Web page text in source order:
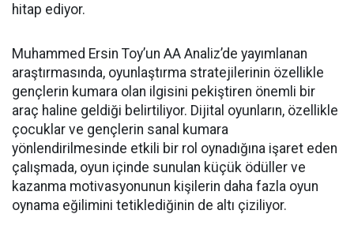
hitap ediyor.
Muhammed Ersin Toy’un AA Analiz’de yayımlanan
araştırmasında, oyunlaştırma stratejilerinin özellikle
gençlerin kumara olan ilgisini pekiştiren önemli bir
araç haline geldiği belirtiliyor. Dijital oyunların, özellikle
çocuklar ve gençlerin sanal kumara
yönlendirilmesinde etkili bir rol oynadığına işaret eden
çalışmada, oyun içinde sunulan küçük ödüller ve
kazanma motivasyonunun kişilerin daha fazla oyun
oynama eğilimini tetiklediğinin de altı çiziliyor.